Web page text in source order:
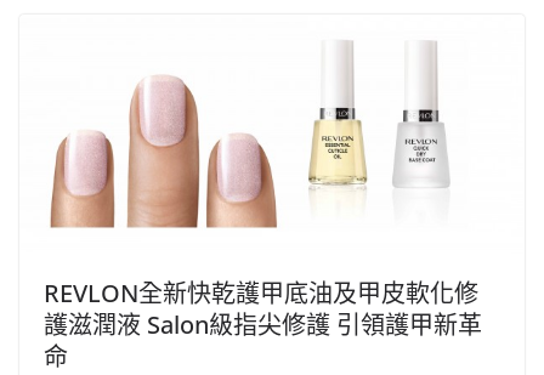
REVLON全新快乾護甲底油及甲皮軟化修
護滋潤液 Salon級指尖修護 引領護甲新革
命